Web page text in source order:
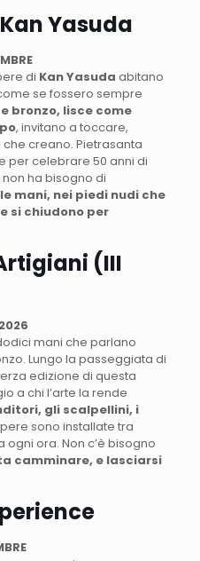
Yasuda
di Kan Yasuda abitano
se fossero sempre
bronzo, lisce come
, invitano a toccare,
creano. Pietrasanta
per celebrare 50 anni di
ha bisogno di
mani, nei piedi nudi che
si chiudono per
(III
mani che parlano
Lungo la passeggiata di
edizione di questa
a chi l’arte la rende
gli scalpellini, i
sono installate tra
ora. Non c’è bisogno
camminare, e lasciarsi